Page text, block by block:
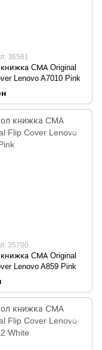
36561
CМА Original
Lenovo A7010 Pink
35700
CМА Original
Lenovo A859 Pink